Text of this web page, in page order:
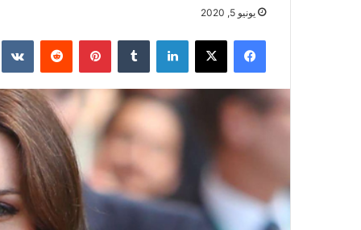
يونيو 5, 2020
فيسبوك ‫X لينكدإن بينتيريست